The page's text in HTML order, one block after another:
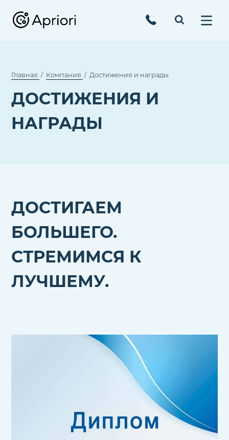
Главная Компания Достижения и награды
ДОСТИЖЕНИЯ И
НАГРАДЫ
ДОСТИГАЕМ
БОЛЬШЕГО.
СТРЕМИМСЯ К
ЛУЧШЕМУ.